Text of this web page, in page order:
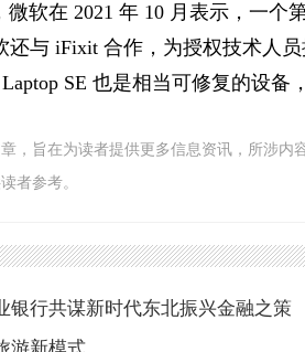
微软在 2021 年 10 月表示，一
与 iFixit 合作，为授权技术人
SE 也是相当可修复的设备
，旨在为读者提供更多信息资讯，所涉
者参考。
银行共谋新时代东北振兴金融之策